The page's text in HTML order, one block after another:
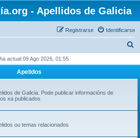
- Apellidos de Galicia
Identificarse
Registrarse
c
actual 09 Ago 2026, 01:55
Apelidos
de Galicia. Pode publicar informacións de
xa publicados
ou temas relacionados